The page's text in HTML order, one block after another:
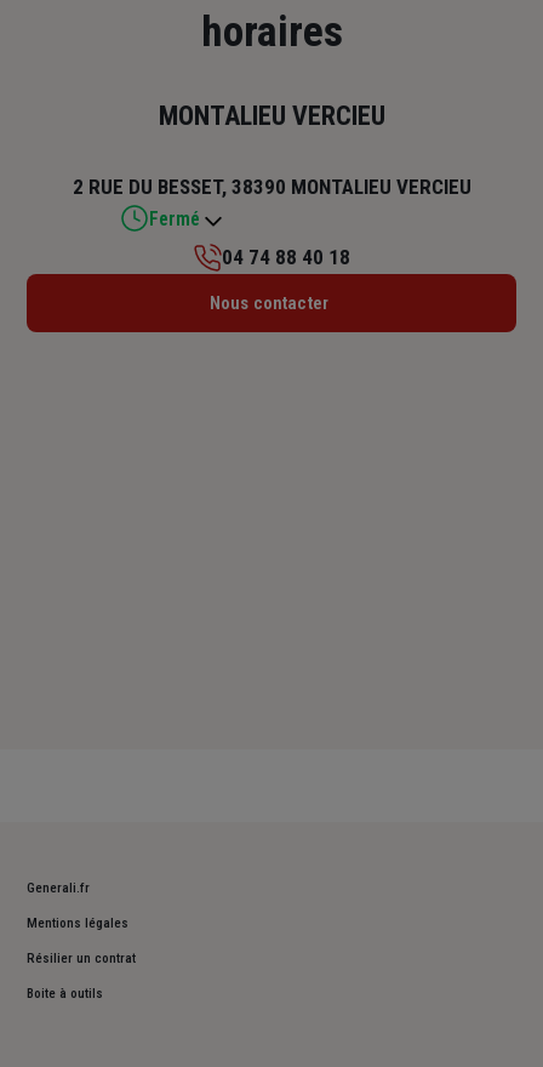
horaires
MONTALIEU VERCIEU
2 RUE DU BESSET, 38390 MONTALIEU VERCIEU
Fermé
Lundi : 14h30 – 18h
04 74 88 40 18
Nous contacter
Generali.fr
Mentions légales
Résilier un contrat
Boite à outils